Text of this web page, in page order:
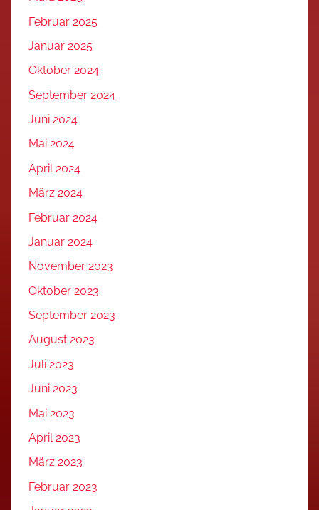
Februar 2025
Januar 2025
Oktober 2024
September 2024
Juni 2024
Mai 2024
April 2024
März 2024
Februar 2024
Januar 2024
November 2023
Oktober 2023
September 2023
August 2023
Juli 2023
Juni 2023
Mai 2023
April 2023
März 2023
Februar 2023